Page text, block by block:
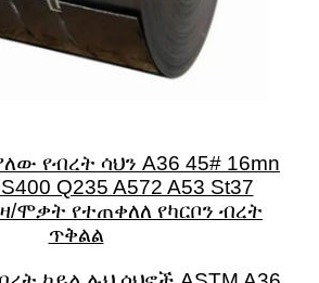
የብረት ሳህን A36 45# 16mn
Q235 A572 A53 St37
ሞቃት የተጠቀለለ የካርቦን ብረት
ጥቅልል